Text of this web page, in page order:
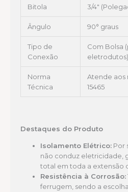
Bitola 3/4″
Ângulo 90° graus
Tipo de
Conexão
Com Bolsa
eletrodutos)
Norma
Técnica
Atende aos
15465
Destaques do Produto
Isolamento Elétrico: Por
não conduz eletricidade,
total em toda a extensão
Resistência à Corrosão:
ferrugem, sendo a